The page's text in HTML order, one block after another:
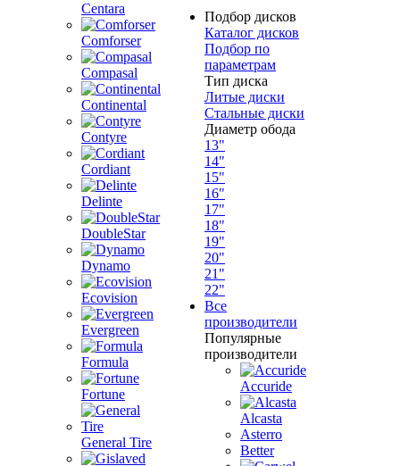
Centara
Comforser
Compasal
Continental
Contyre
Cordiant
Delinte
DoubleStar
Dynamo
Ecovision
Evergreen
Formula
Fortune
General Tire
Подбор дисков
Каталог дисков
Подбор по
параметрам
Тип диска
Литые диски
Стальные диски
Диаметр обода
13"
14"
15"
16"
17"
18"
19"
20"
21"
22"
Все
производители
Популярные
производители
Accuride
Alcasta
Asterro
Better